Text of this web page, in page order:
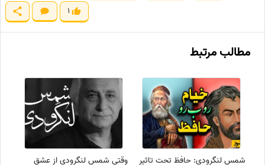
1
مطالب مرتبط
شمس لنگرودی: حافظ تحت تاثیر
وقتی شمس لنگرودی از عشق